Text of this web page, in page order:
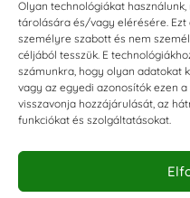
Olyan technológiákat
tárolására és/vagy elérésére.
személyre szabott és nem
céljából tesszük. E
számunkra, hogy olyan adatokat
vagy az egyedi azonosítók ezen
visszavonja hozzájárulását, az
funkciókat és szolgáltatásokat.
Impresszum
KAPCSOLAT
E-mail:
Telefon: +36 30 6767872
KÖZÖSSÉGI